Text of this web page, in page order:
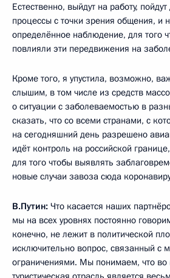
Естественно, выйдут на работу,
процессы с точки зрения общения, и
определённое наблюдение, для того
повлияли эти передвижения на
Кроме того, я упустила, возможно,
слышим, в том числе из средств
о ситуации с заболеваемостью в
сказать, что со всеми странами, с
на сегодняшний день разрешено
идёт контроль на российской
для того чтобы выявлять
новые случаи завоза сюда
В.Путин: Что касается наших
мы на всех уровнях постоянно
конечно, не лежит в политической
исключительно вопрос, связанный с
ограничениями. Мы понимаем, что во